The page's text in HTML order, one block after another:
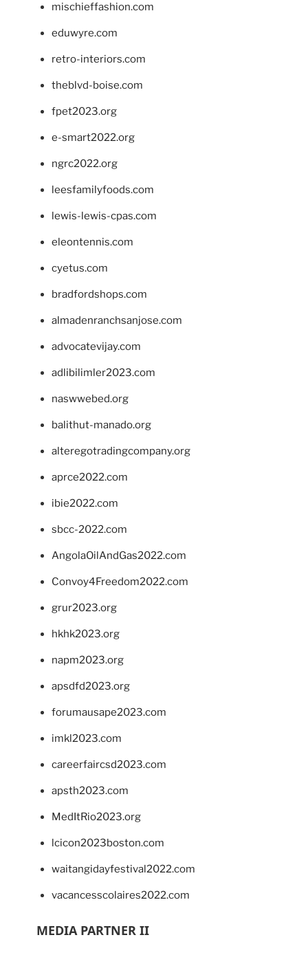
mischieffashion.com
eduwyre.com
retro-interiors.com
theblvd-boise.com
fpet2023.org
e-smart2022.org
ngrc2022.org
leesfamilyfoods.com
lewis-lewis-cpas.com
eleontennis.com
cyetus.com
bradfordshops.com
almadenranchsanjose.com
advocatevijay.com
adlibilimler2023.com
naswwebed.org
balithut-manado.org
alteregotradingcompany.org
aprce2022.com
ibie2022.com
sbcc-2022.com
AngolaOilAndGas2022.com
Convoy4Freedom2022.com
grur2023.org
hkhk2023.org
napm2023.org
apsdfd2023.org
forumausape2023.com
imkl2023.com
careerfaircsd2023.com
apsth2023.com
MedItRio2023.org
lcicon2023boston.com
waitangidayfestival2022.com
vacancesscolaires2022.com
MEDIA PARTNER II